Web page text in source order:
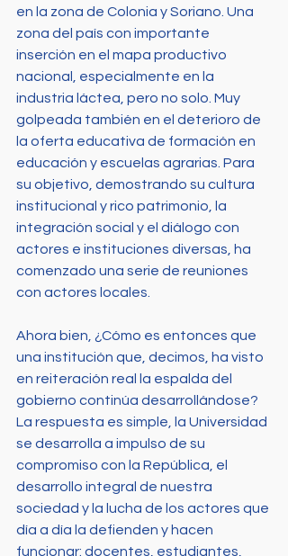
en la zona de Colonia y Soriano. Una
zona del país con importante
inserción en el mapa productivo
nacional, especialmente en la
industria láctea, pero no solo. Muy
golpeada también en el deterioro de
la oferta educativa de formación en
educación y escuelas agrarias. Para
su objetivo, demostrando su cultura
institucional y rico patrimonio, la
integración social y el diálogo con
actores e instituciones diversas, ha
comenzado una serie de reuniones
con actores locales.
Ahora bien, ¿Cómo es entonces que
una institución que, decimos, ha visto
en reiteración real la espalda del
gobierno continúa desarrollándose?
La respuesta es simple, la Universidad
se desarrolla a impulso de su
compromiso con la República, el
desarrollo integral de nuestra
sociedad y la lucha de los actores que
día a día la defienden y hacen
funcionar: docentes, estudiantes,